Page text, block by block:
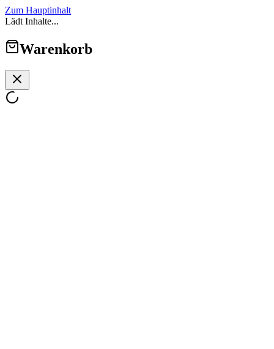
Zum Hauptinhalt
Lädt Inhalte...
Warenkorb